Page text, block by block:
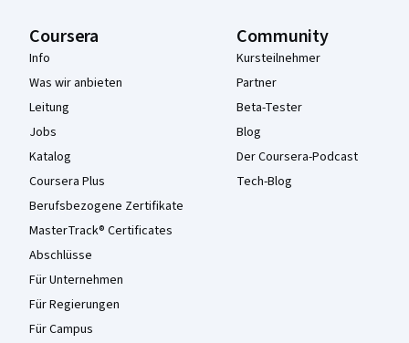
Coursera
Info
Was wir anbieten
Leitung
Jobs
Katalog
Coursera Plus
Berufsbezogene Zertifikate
MasterTrack® Certificates
Abschlüsse
Für Unternehmen
Für Regierungen
Für Campus
Community
Kursteilnehmer
Partner
Beta-Tester
Blog
Der Coursera-Podcast
Tech-Blog